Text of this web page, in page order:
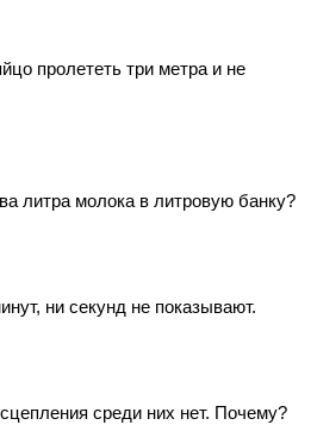
пролететь три метра и не
литра молока в литровую банку?
ни секунд не показывают.
среди них нет. Почему?